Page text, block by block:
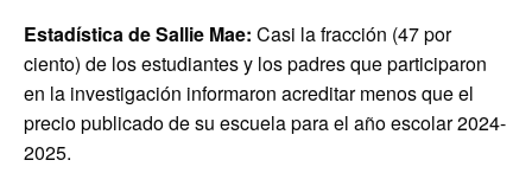
Estadística de Sallie Mae: Casi la fracción (47 por
ciento) de los estudiantes y los padres que participaron
en la investigación informaron acreditar menos que el
precio publicado de su escuela para el año escolar 2024-
2025.